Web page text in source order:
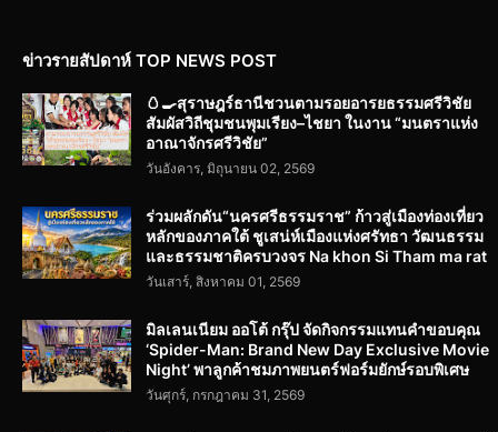
ข่าวรายสัปดาห์ TOP NEWS POST
🥚🍳สุราษฎร์ธานีชวนตามรอยอารยธรรมศรีวิชัย
สัมผัสวิถีชุมชนพุมเรียง–ไชยา ในงาน “มนตราแห่ง
อาณาจักรศรีวิชัย”
วันอังคาร, มิถุนายน 02, 2569
ร่วมผลักดัน“นครศรีธรรมราช” ก้าวสู่เมืองท่องเที่ยว
หลักของภาคใต้ ชูเสน่ห์เมืองแห่งศรัทธา วัฒนธรรม
และธรรมชาติครบวงจร Na khon Si Tham ma rat
วันเสาร์, สิงหาคม 01, 2569
มิลเลนเนียม ออโต้ กรุ๊ป จัดกิจกรรมแทนคำขอบคุณ
‘Spider-Man: Brand New Day Exclusive Movie
Night’ พาลูกค้าชมภาพยนตร์ฟอร์มยักษ์รอบพิเศษ
วันศุกร์, กรกฎาคม 31, 2569